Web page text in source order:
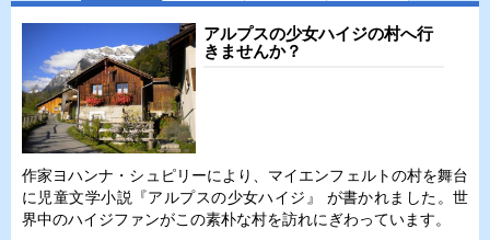
アルプスの少女ハイジの村へ行
きませんか？
作家ヨハンナ・シュピリーにより、マイエンフェルトの村を舞台
に児童文学小説『アルプスの少女ハイジ』 が書かれました。世
界中のハイジファンがこの素朴な村を訪れにぎわっています。